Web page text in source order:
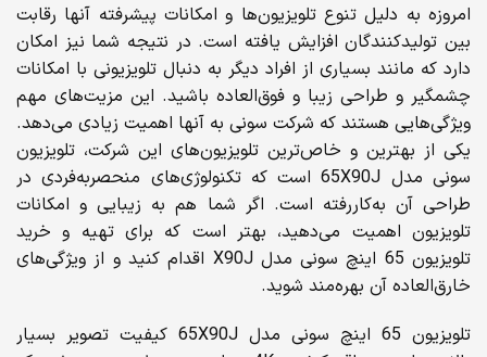
امروزه به دلیل تنوع تلویزیون‌ها و امکانات پیشرفته آنها رقابت
بین تولیدکنندگان افزایش یافته است. در نتیجه شما نیز امکان
دارد که مانند بسیاری از افراد دیگر به دنبال تلویزیونی با امکانات
چشمگیر و طراحی زیبا و فوق‌العاده باشید. این مزیت‌های مهم
ویژگی‌هایی هستند که شرکت سونی به آنها اهمیت زیادی می‌دهد.
یکی از بهترین و خاص‌ترین تلویزیون‌های این شرکت، تلویزیون
سونی مدل 65X90J است که تکنولوژی‌های منحصربه‌فردی در
طراحی آن به‌کاررفته است. اگر شما هم به زیبایی و امکانات
تلویزیون اهمیت می‌دهید، بهتر است که برای تهیه و خرید
تلویزیون 65 اینچ سونی مدل X90J اقدام کنید و از ویژگی‌های
خارق‌العاده آن بهره‌مند شوید.
تلویزیون 65 اینچ سونی مدل 65X90J کیفیت تصویر بسیار